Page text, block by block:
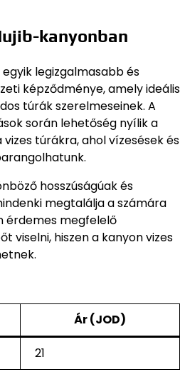
kanyonban
legizgalmasabb és
képződménye, amely ideális
túrák szerelmeseinek. A
során lehetőség nyílik a
túrákra, ahol vízesések és
hosszúságúak és
megtalálja a számára
érdemes megfelelő
viselni, hiszen a kanyon vizes
Ár (JOD)
21